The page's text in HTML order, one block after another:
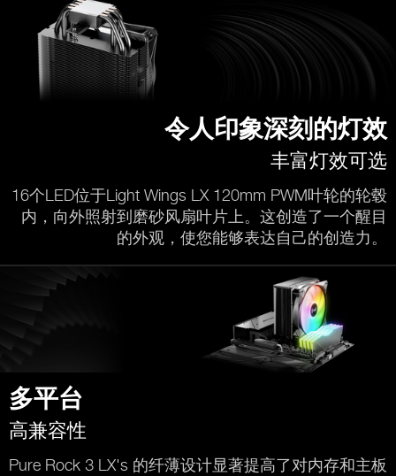
令人印象深刻的灯效
丰富灯效可选
16个LED位于Light Wings LX 120mm PWM叶轮的轮毂
内，向外照射到磨砂风扇叶片上。这创造了一个醒目
的外观，使您能够表达自己的创造力。
多平台
高兼容性
Pure Rock 3 LX's 的纤薄设计显著提高了对内存和主板